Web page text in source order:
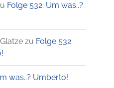
Folge 532: Um was..?
zu Folge 532:
was..? Umberto!